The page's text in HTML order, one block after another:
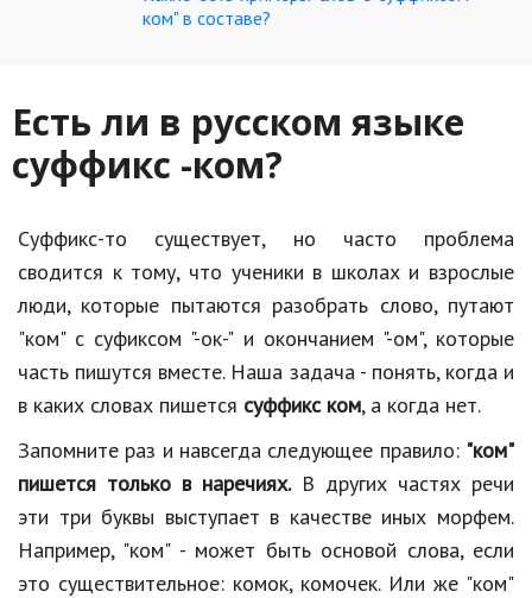
Психология и отношения
Творчество и рукоделие
Разное
Работа и бизнес
Животные
Еда и напитки
Кинематограф
Домашние животные
Семья и дети
ком" в составе?
Есть ли в русском языке
суффикс -ком?
Суффикс-то существует, но часто проблема
сводится к тому, что ученики в школах и взрослые
люди, которые пытаются разобрать слово, путают
"ком" с суфиксом "-ок-" и окончанием "-ом", которые
часть пишутся вместе. Наша задача - понять, когда и
в каких словах пишется суффикс ком, а когда нет.
Запомните раз и навсегда следующее правило: "ком"
пишется только в наречиях.В других частях речи
эти три буквы выступает в качестве иных морфем.
Например, "ком" - может быть основой слова, если
это существительное: комок, комочек. Или же "ком"